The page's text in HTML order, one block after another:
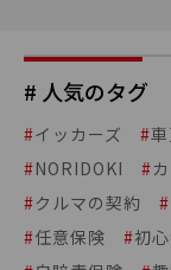
# 人気のタグ
#イッカーズ #
#NORIDOKI #
#クルマの契約 #
#任意保険 #初